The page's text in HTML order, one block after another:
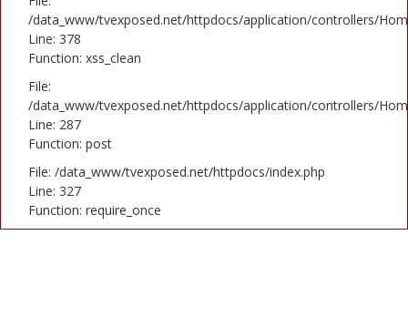
/data_www/tvexposed.net/httpdocs/application/controllers/
Line: 378
Function: xss_clean
File:
/data_www/tvexposed.net/httpdocs/application/controllers/
Line: 287
Function: post
File: /data_www/tvexposed.net/httpdocs/index.php
Line: 327
Function: require_once
Filmovi
Glumci
Contact
Register